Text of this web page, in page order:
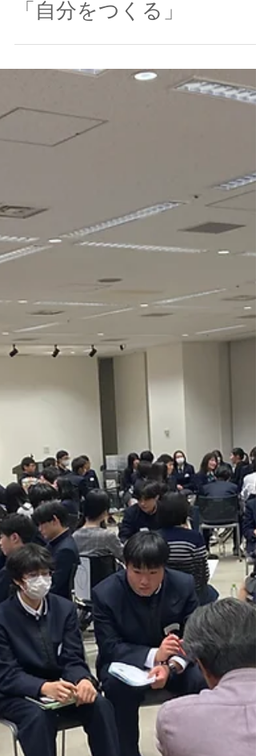
久高等学校×JSBN出張授業
「自分をつくる」